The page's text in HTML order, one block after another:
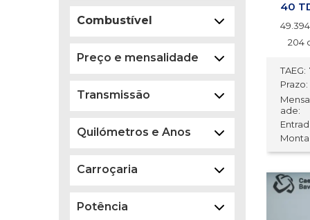
Combustível
Preço e mensalidade
Transmissão
Quilómetros e Anos
Carroçaria
Potência
204
TAEG:
Prazo:
ade: